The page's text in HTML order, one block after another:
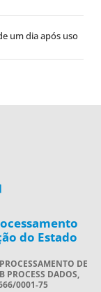
um dia após uso
do Estado
DE
PROCESS DADOS,
0001-75